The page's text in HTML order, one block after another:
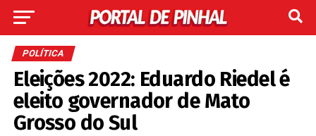
POLÍTICA
Eleições 2022: Eduardo Riedel é
eleito governador de Mato
Grosso do Sul